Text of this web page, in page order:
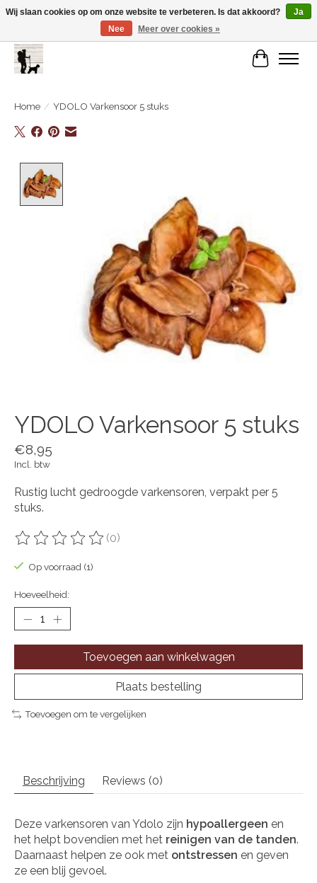
De Link..... Alles op maat voor je beste kameraard!
Home / YDOLO Varkensoor 5 stuks
YDOLO Varkensoor 5 stuks
€8,95
Incl. btw
Rustig lucht gedroogde varkensoren, verpakt per 5
stuks.
De beoordeling van dit product is
(0)
Op voorraad (1)
Hoeveelheid:
Toevoegen aan winkelwagen
Plaats bestelling
Toevoegen om te vergelijken
Beschrijving Reviews (0)
Deze varkensoren van Ydolo zijn hypoallergeen en
het helpt bovendien met het reinigen van de tanden.
Daarnaast helpen ze ook met ontstressen en geven
ze een blij gevoel.
Wij slaan cookies op om onze website te verbeteren. Is dat akkoord?
Ja
Nee
Meer over cookies »